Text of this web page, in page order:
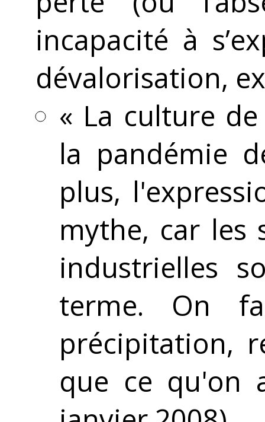
incapacité à
dévalorisation,
« La culture
la pandémie
plus,
mythe, car les
industrielles
terme. On
précipitation,
que ce qu'on